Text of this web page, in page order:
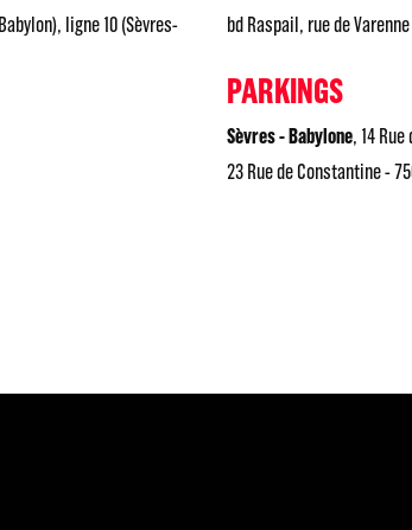
ligne 10 (Sèvres-
bd Raspail, rue de
PARKINGS
Sèvres - Babylone, 14
23 Rue de Constantine -